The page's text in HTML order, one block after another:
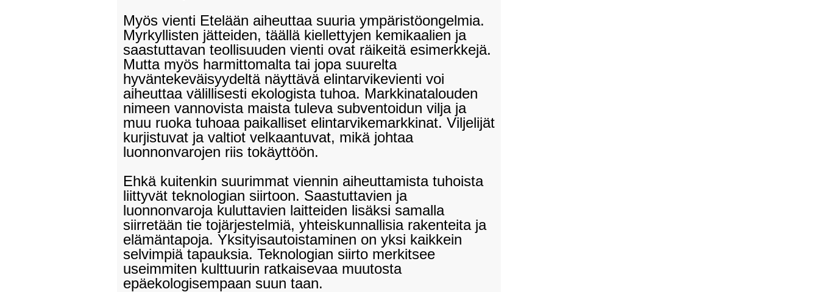
Myös vienti Etelään aiheuttaa suuria ympäristöongelmia.
Myrkyllisten jätteiden, täällä kiellettyjen kemikaalien ja
saastuttavan teollisuuden vienti ovat räikeitä esimerkkejä.
Mutta myös harmittomalta tai jopa suurelta
hyväntekeväisyydeltä näyttävä elintarvikevienti voi
aiheuttaa välillisesti ekologista tuhoa. Markkinatalouden
nimeen vannovista maista tuleva subventoidun vilja ja
muu ruoka tuhoaa paikalliset elintarvikemarkkinat. Viljelijät
kurjistuvat ja valtiot velkaantuvat, mikä johtaa
luonnonvarojen riis tokäyttöön.
Ehkä kuitenkin suurimmat viennin aiheuttamista tuhoista
liittyvät teknologian siirtoon. Saastuttavien ja
luonnonvaroja kuluttavien laitteiden lisäksi samalla
siirretään tie tojärjestelmiä, yhteiskunnallisia rakenteita ja
elämäntapoja. Yksityisautoistaminen on yksi kaikkein
selvimpiä tapauksia. Teknologian siirto merkitsee
useimmiten kulttuurin ratkaisevaa muutosta
epäekologisempaan suun taan.